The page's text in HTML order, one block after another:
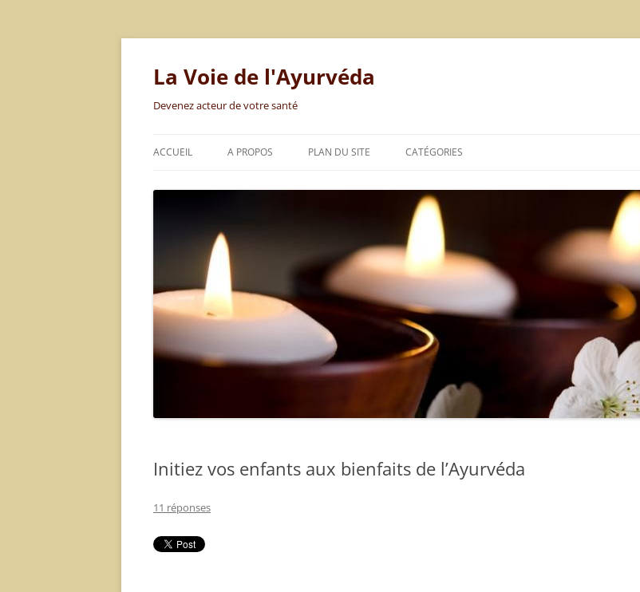
Aller
La Voie de l'Ayurvéda
Devenez acteur de votre santé
ACCUEIL A PROPOS PLAN DU SITE CATÉGORIES
ALIMENTATION
REPOS
LE POINT DE VUE DE L’AYURVÉDA
TECHNIQUES DE L’AYURVÉDA
THÉORIES
Initiez vos enfants aux bienfaits de l’Ayurvéda
11 réponses